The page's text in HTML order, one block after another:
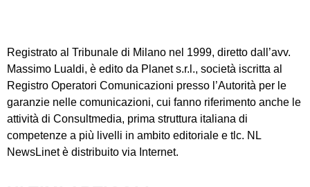
Registrato al Tribunale di Milano nel 1999, diretto dall’avv.
Massimo Lualdi, è edito da Planet s.r.l., società iscritta al
Registro Operatori Comunicazioni presso l’Autorità per le
garanzie nelle comunicazioni, cui fanno riferimento anche le
attività di Consultmedia, prima struttura italiana di
competenze a più livelli in ambito editoriale e tlc. NL
NewsLinet è distribuito via Internet.